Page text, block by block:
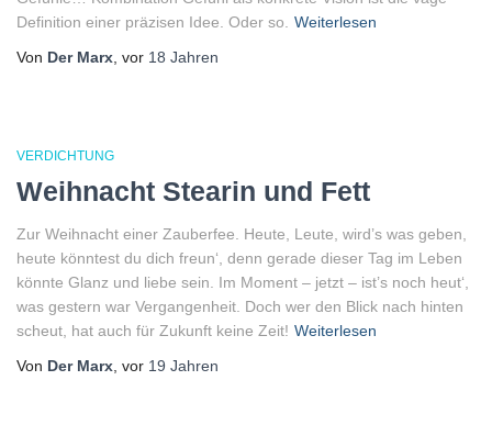
Definition einer präzisen Idee. Oder so.
Weiterlesen
Von Der Marx , vor 18 Jahren
VERDICHTUNG
Weihnacht Stearin und Fett
Zur Weihnacht einer Zauberfee. Heute, Leute, wird’s was geben,
heute könntest du dich freun‘, denn gerade dieser Tag im Leben
könnte Glanz und liebe sein. Im Moment – jetzt – ist’s noch heut‘,
was gestern war Vergangenheit. Doch wer den Blick nach hinten
scheut, hat auch für Zukunft keine Zeit! Weiterlesen
Von Der Marx , vor 19 Jahren